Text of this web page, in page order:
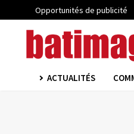
Opportunités de publicité
ACTUALITÉS